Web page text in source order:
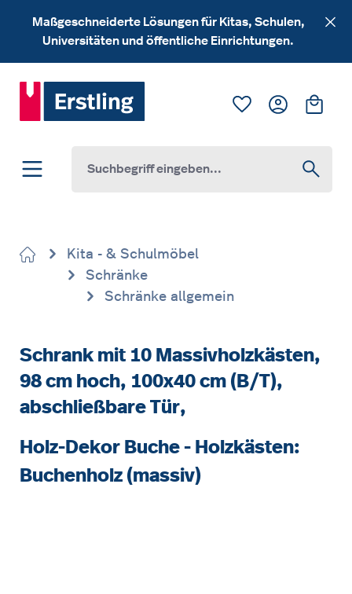
Zum Hauptinhalt springen
Maßgeschneiderte Lösungen für Kitas, Schulen,
Universitäten und öffentliche Einrichtungen.
Du hast 0
Kita - & Schulmöbel
Schränke
Schränke allgemein
Schrank mit 10 Massivholzkästen,
98 cm hoch, 100x40 cm (B/T),
abschließbare Tür,
Holz-Dekor Buche - Holzkästen:
Buchenholz (massiv)